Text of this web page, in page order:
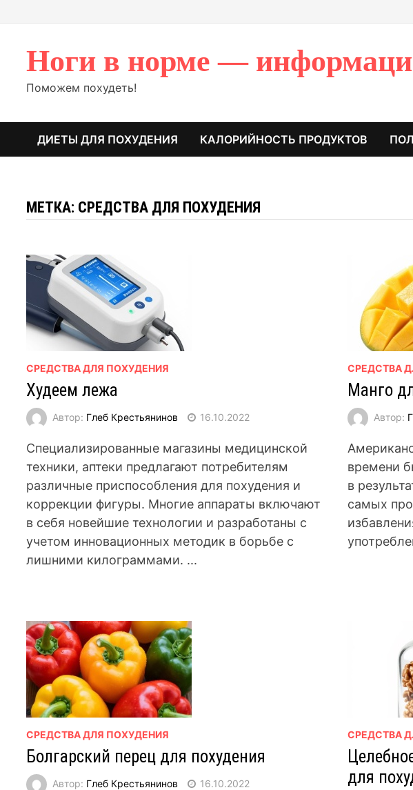
Ноги в норме —
Поможем похудеть!
ДИЕТЫ ДЛЯ ПОХУДЕНИЯ КАЛОРИЙНОСТЬ ПРОДУКТОВ
МЕТКА: СРЕДСТВА ДЛЯ ПОХУДЕНИЯ
СРЕДСТВА ДЛЯ ПОХУДЕНИЯ
Худеем лежа
Автор: Глеб Крестьянинов 16.10.2022
Специализированные магазины медицинской
техники, аптеки предлагают потребителям
различные приспособления для похудения и
коррекции фигуры. Многие аппараты включают
в себя новейшие технологии и разработаны с
учетом инновационных методик в борьбе с
лишними килограммами. ...
СРЕДСТВА
Манго
Автор:
времени
в
самых
СРЕДСТВА ДЛЯ ПОХУДЕНИЯ
Болгарский перец для похудения
Автор: Глеб Крестьянинов 16.10.2022
СРЕДСТВА
для